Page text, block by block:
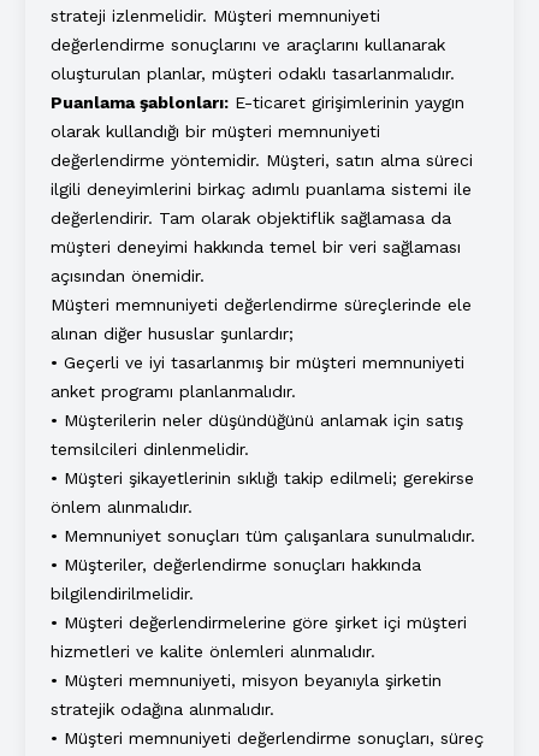
strateji izlenmelidir. Müşteri memnuniyeti
değerlendirme sonuçlarını ve araçlarını kullanarak
oluşturulan planlar, müşteri odaklı tasarlanmalıdır.
Puanlama şablonları: E-ticaret girişimlerinin yaygın
olarak kullandığı bir müşteri memnuniyeti
değerlendirme yöntemidir. Müşteri, satın alma süreci
ilgili deneyimlerini birkaç adımlı puanlama sistemi ile
değerlendirir. Tam olarak objektiflik sağlamasa da
müşteri deneyimi hakkında temel bir veri sağlaması
açısından önemidir.
Müşteri memnuniyeti değerlendirme süreçlerinde ele
alınan diğer hususlar şunlardır;
• Geçerli ve iyi tasarlanmış bir müşteri memnuniyeti
anket programı planlanmalıdır.
• Müşterilerin neler düşündüğünü anlamak için satış
temsilcileri dinlenmelidir.
• Müşteri şikayetlerinin sıklığı takip edilmeli; gerekirse
önlem alınmalıdır.
• Memnuniyet sonuçları tüm çalışanlara sunulmalıdır.
• Müşteriler, değerlendirme sonuçları hakkında
bilgilendirilmelidir.
• Müşteri değerlendirmelerine göre şirket içi müşteri
hizmetleri ve kalite önlemleri alınmalıdır.
• Müşteri memnuniyeti, misyon beyanıyla şirketin
stratejik odağına alınmalıdır.
• Müşteri memnuniyeti değerlendirme sonuçları, süreç